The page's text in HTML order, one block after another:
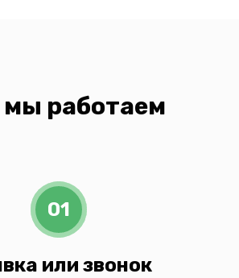
мы работаем
01
или звонок